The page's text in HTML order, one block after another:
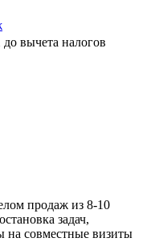
до вычета налогов
продаж из 8-10
задач,
на совместные визиты